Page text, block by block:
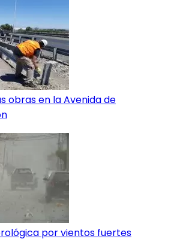
obras en la Avenida de
por vientos fuertes